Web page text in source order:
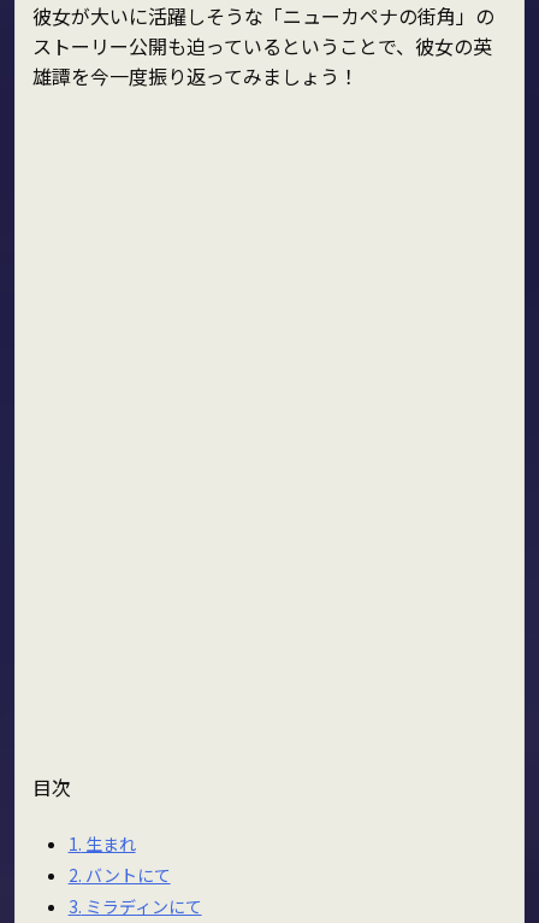
彼女が大いに活躍しそうな「ニューカペナの街角」の
ストーリー公開も迫っているということで、彼女の英
雄譚を今一度振り返ってみましょう！
目次
1. 生まれ
2. バントにて
3. ミラディンにて